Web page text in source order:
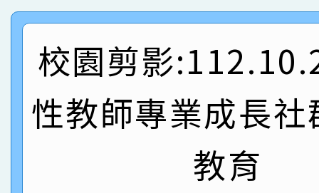
創客第三名。
賽 洪綺君教師榮獲社
名
賀！本校阿巴斯O蜜、
倩參加桃園市科展 國
名 指導老師王老師、
賀！本校四年二班張O
園市英語競賽國小朗讀
指導老師林老師
賀！本校參加桃園市中
賽 劉文瑛教師榮獲教
賀！本校參與2026世
校園剪影
性教師專業成長
教育